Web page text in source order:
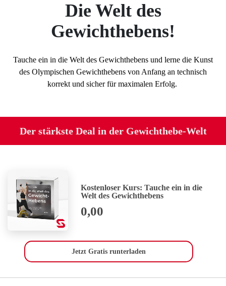
Die Welt des
Gewichthebens!
Tauche ein in die Welt des Gewichthebens und lerne die Kunst
des Olympischen Gewichthebens von Anfang an technisch
korrekt und sicher für maximalen Erfolg.
Der stärkste Deal in der Gewichthebe-Welt
Kostenloser Kurs: Tauche ein in die
Welt des Gewichthebens
0,00
Jetzt Gratis runterladen